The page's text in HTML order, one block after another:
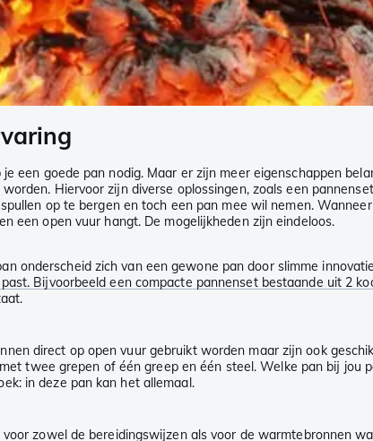
een goede pan nodig. Maar er zijn meer eigenschappen
Hiervoor zijn diverse oplossingen, zoals een
op te bergen en toch een pan mee wil nemen.
een open vuur hangt. De mogelijkheden zijn eindeloos.
onderscheid zich van een gewone pan door slimme
Bijvoorbeeld een compacte pannenset bestaande uit 2
direct op open vuur gebruikt worden maar zijn ook
twee grepen of één greep en één steel. Welke pan bij jou
in deze pan kan het allemaal.
zowel de bereidingswijzen als voor de warmtebronnen